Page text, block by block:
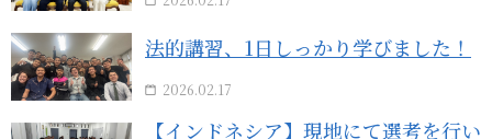
法的講習、1日しっかり学びました！
2026.02.17
【インドネシア】現地にて選考を行い